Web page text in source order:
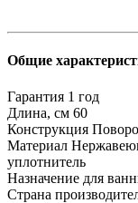
Общие
Гарантия 1 год
Длина, см 60
Конструкция
Материал
уплотнитель
Назначение для
Страна